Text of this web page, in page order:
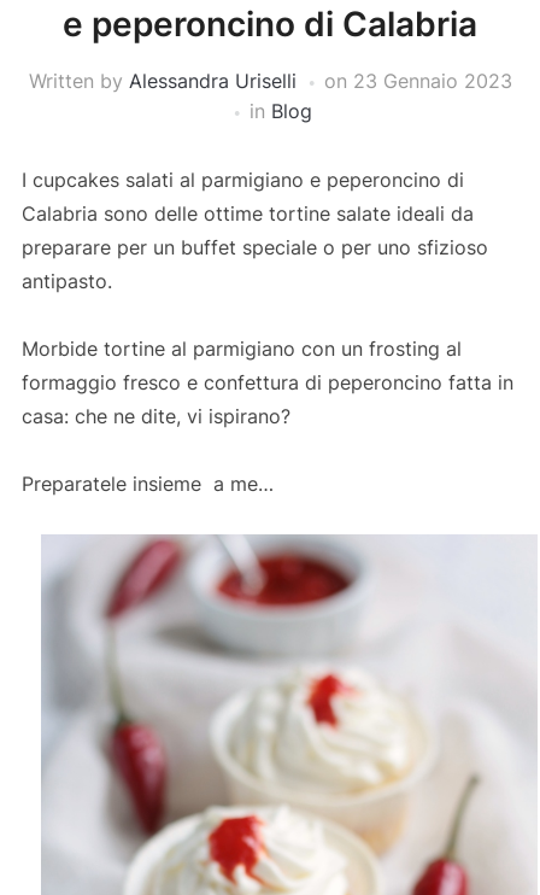
e peperoncino di Calabria
Written by Alessandra Uriselli on 23 Gennaio 2023
in Blog
I cupcakes salati al parmigiano e peperoncino di
Calabria sono delle ottime tortine salate ideali da
preparare per un buffet speciale o per uno sfizioso
antipasto.
Morbide tortine al parmigiano con un frosting al
formaggio fresco e confettura di peperoncino fatta in
casa: che ne dite, vi ispirano?
Preparatele insieme a me…